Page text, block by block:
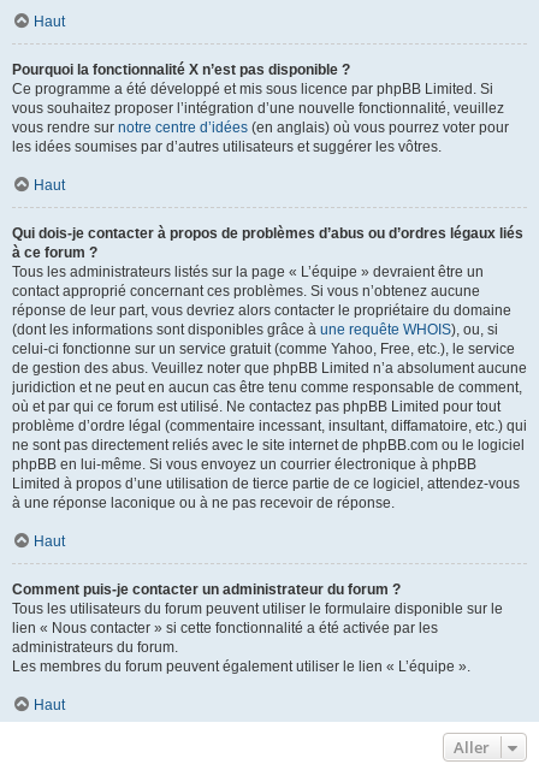
Haut
Pourquoi la fonctionnalité X n’est pas disponible ?
Ce programme a été développé et mis sous licence par phpBB Limited. Si
vous souhaitez proposer l’intégration d’une nouvelle fonctionnalité, veuillez
vous rendre sur notre centre d’idées (en anglais) où vous pourrez voter pour
les idées soumises par d’autres utilisateurs et suggérer les vôtres.
Haut
Qui dois-je contacter à propos de problèmes d’abus ou d’ordres légaux liés
à ce forum ?
Tous les administrateurs listés sur la page « L’équipe » devraient être un
contact approprié concernant ces problèmes. Si vous n’obtenez aucune
réponse de leur part, vous devriez alors contacter le propriétaire du domaine
(dont les informations sont disponibles grâce à une requête WHOIS), ou, si
celui-ci fonctionne sur un service gratuit (comme Yahoo, Free, etc.), le service
de gestion des abus. Veuillez noter que phpBB Limited n’a absolument aucune
juridiction et ne peut en aucun cas être tenu comme responsable de comment,
où et par qui ce forum est utilisé. Ne contactez pas phpBB Limited pour tout
problème d’ordre légal (commentaire incessant, insultant, diffamatoire, etc.) qui
ne sont pas directement reliés avec le site internet de phpBB.com ou le logiciel
phpBB en lui-même. Si vous envoyez un courrier électronique à phpBB
Limited à propos d’une utilisation de tierce partie de ce logiciel, attendez-vous
à une réponse laconique ou à ne pas recevoir de réponse.
Haut
Comment puis-je contacter un administrateur du forum ?
Tous les utilisateurs du forum peuvent utiliser le formulaire disponible sur le
lien « Nous contacter » si cette fonctionnalité a été activée par les
administrateurs du forum.
Les membres du forum peuvent également utiliser le lien « L’équipe ».
Haut
Aller